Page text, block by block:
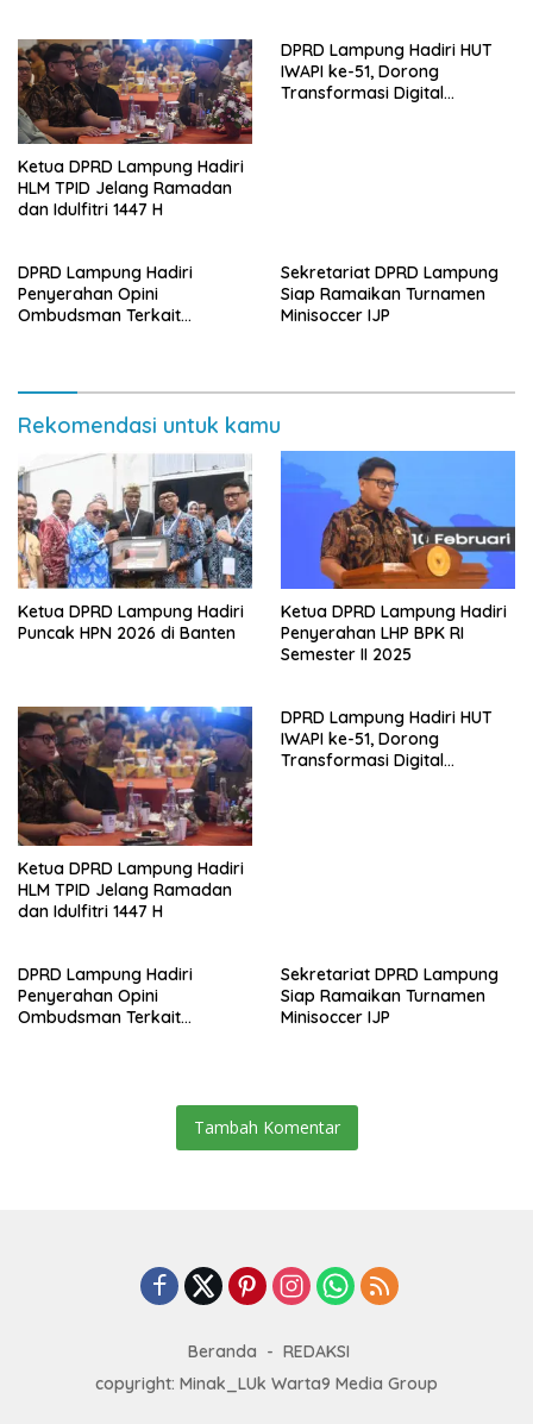
Ketua DPRD Lampung Hadiri
HLM TPID Jelang Ramadan
dan Idulfitri 1447 H
DPRD Lampung Hadiri HUT
IWAPI ke-51, Dorong
Transformasi Digital
DPRD Lampung Hadiri
Penyerahan Opini
Ombudsman Terkait
Sekretariat DPRD Lampung
Siap Ramaikan Turnamen
Minisoccer IJP
Rekomendasi untuk kamu
Ketua DPRD Lampung Hadiri
Puncak HPN 2026 di Banten
Ketua DPRD Lampung Hadiri
Penyerahan LHP BPK RI
Semester II 2025
Ketua DPRD Lampung Hadiri
HLM TPID Jelang Ramadan
dan Idulfitri 1447 H
DPRD Lampung Hadiri HUT
IWAPI ke-51, Dorong
Transformasi Digital
DPRD Lampung Hadiri
Penyerahan Opini
Ombudsman Terkait
Sekretariat DPRD Lampung
Siap Ramaikan Turnamen
Minisoccer IJP
Tambah Komentar
Beranda
REDAKSI
copyright: Minak_LUk Warta9 Media Group